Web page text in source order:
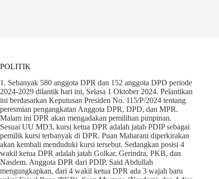
POLITIK
1. Sebanyak 580 anggota DPR dan 152 anggota DPD periode
2024-2029 dilantik hari ini, Selasa 1 Oktober 2024. Pelantikan
ini berdasarkan Keputusan Presiden No. 115/P/2024 tentang
peresmian pengangkatan Anggota DPR, DPD, dan MPR.
Malam ini DPR akan mengadakan pemilihan pimpinan.
Sesuai UU MD3, kursi ketua DPR adalah jatah PDIP sebagai
pemilik kursi terbanyak di DPR. Puan Maharani diperkirakan
akan kembali menduduki kursi tersebut. Sedangkan posisi 4
wakil ketua DPR adalah jatah Golkar, Gerindra, PKB, dan
Nasdem. Anggota DPR dari PDIP, Said Abdullah
mengungkapkan, dari 4 wakil ketua DPR ada 3 wajah baru